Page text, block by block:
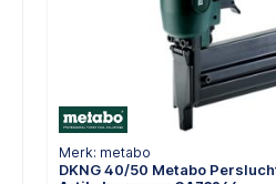
Merk: metabo
DKNG 40/50 Metabo